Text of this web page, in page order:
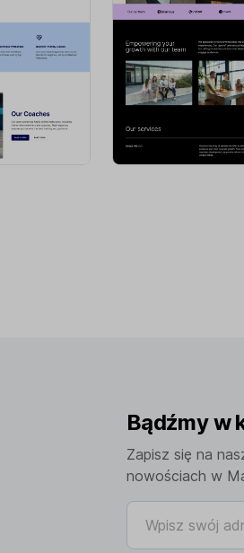
Bądźmy w
Zapisz się na
nowościach w
Wpisz swój adres